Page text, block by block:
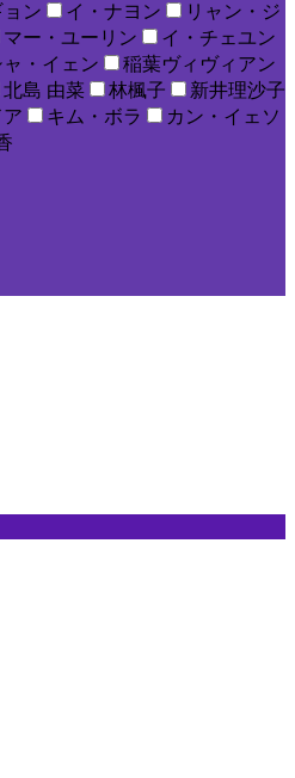
ン イ・ナヨン
リャン・ジ
マー・ユーリン
イ・チェユン
ャ・イェン
稲葉ヴィヴィアン
北島 由菜 林楓子
新井理沙子
キム・ボラ
カン・イェソ